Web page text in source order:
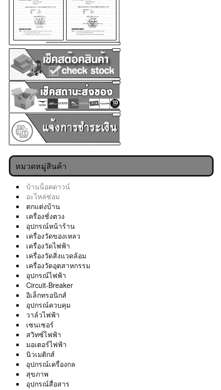
หมวดหมู่สินค้า
บ้านน็อคดาวน์
อะไหล่ซ่อม
ตกแต่งบ้าน
เครื่องชั่งตวง
อุปกรณ์หน้าร้าน
เครื่องวัดของเหลว
เครื่องวัดไฟฟ้า
เครื่องวัดสิ่งแวดล้อม
เครื่องวัดอุตสาหกรรม
อุปกรณ์ไฟฟ้า
Circuit-Breaker
อิเล็กทรอนิกส์
อุปกรณ์ควบคุม
วาล์วไฟฟ้า
เซนเซอร์
สวิทซ์ไฟฟ้า
มอเตอร์ไฟฟ้า
นิวเมติกส์
อุปกรณ์เครื่องกล
สุขภาพ
อุปกรณ์สื่อสาร